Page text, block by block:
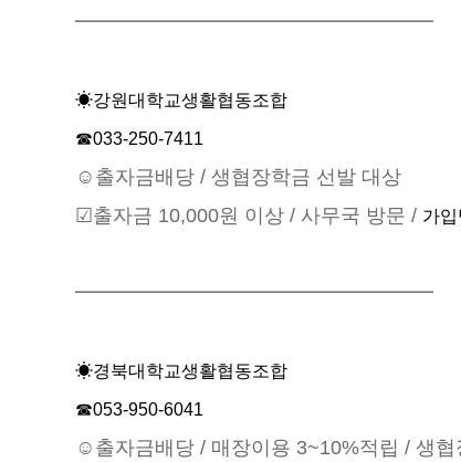
━━━━━━━━━━━━━━━━━━
☀강원대학교생활협동조합
☎033-250-7411
☺출자금배당 / 생협장학금 선발 대상
☑출자금 10,000원 이상 / 사무국 방문 / 가입
━━━━━━━━━━━━━━━━━━
☀경북대학교생활협동조합
☎053-950-6041
☺출자금배당 / 매장이용 3~10%적립 / 생